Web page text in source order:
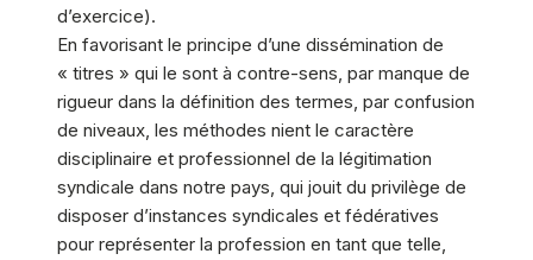
d’exercice).
En favorisant le principe d’une dissémination de
« titres » qui le sont à contre-sens, par manque de
rigueur dans la définition des termes, par confusion
de niveaux, les méthodes nient le caractère
disciplinaire et professionnel de la légitimation
syndicale dans notre pays, qui jouit du privilège de
disposer d’instances syndicales et fédératives
pour représenter la profession en tant que telle,